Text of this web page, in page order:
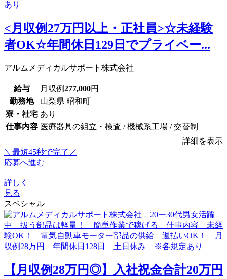
<月収例27万円以上・正社員>☆未経験
者OK☆年間休日129日でプライベー...
アルムメディカルサポート株式会社
給与 月収例277,000円
勤務地
山梨県 昭和町
寮・社宅 あり
仕事内容 医療器具の組立・検査 / 機械系工場 / 交替制
詳細を表示
＼最短45秒で完了／
応募へ進む
詳しく
見る
スペシャル
【月収例28万円◎】入社祝金合計20万円